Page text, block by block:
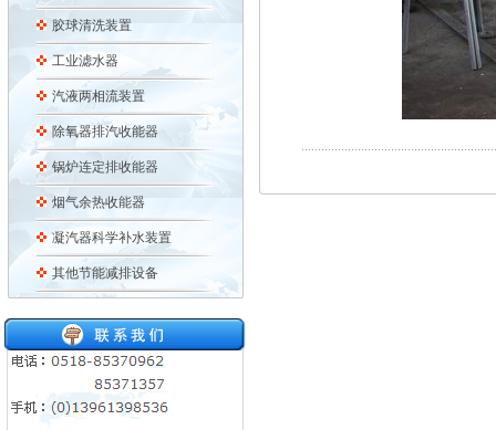
胶球清洗装置
工业滤水器
汽液两相流装置
除氧器排汽收能器
锅炉连定排收能器
烟气余热收能器
凝汽器科学补水装置
其他节能减排设备